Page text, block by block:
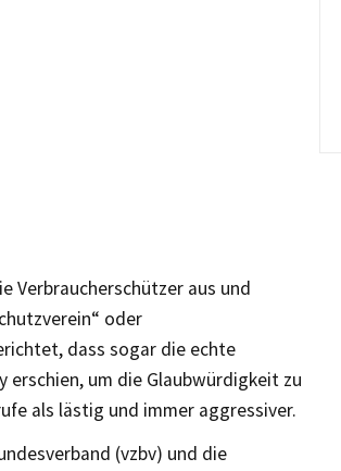
Verbraucherschützer aus und
oder
dass sogar die echte
um die Glaubwürdigkeit zu
als lästig und immer aggressiver.
(vzbv) und die